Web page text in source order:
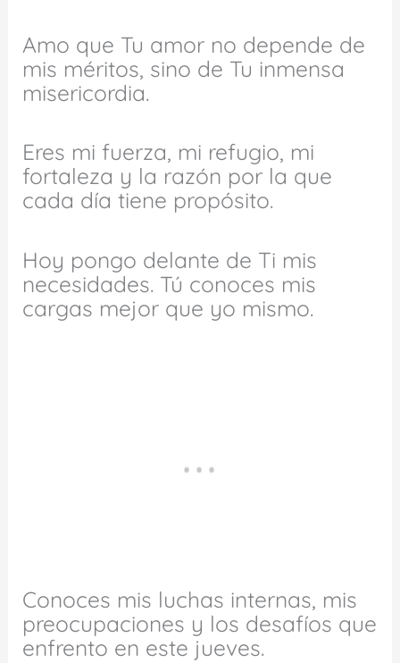
Amo que Tu amor no depende de
mis méritos, sino de Tu inmensa
misericordia.
Eres mi fuerza, mi refugio, mi
fortaleza y la razón por la que
cada día tiene propósito.
Hoy pongo delante de Ti mis
necesidades. Tú conoces mis
cargas mejor que yo mismo.
Conoces mis luchas internas, mis
preocupaciones y los desafíos que
enfrento en este jueves.